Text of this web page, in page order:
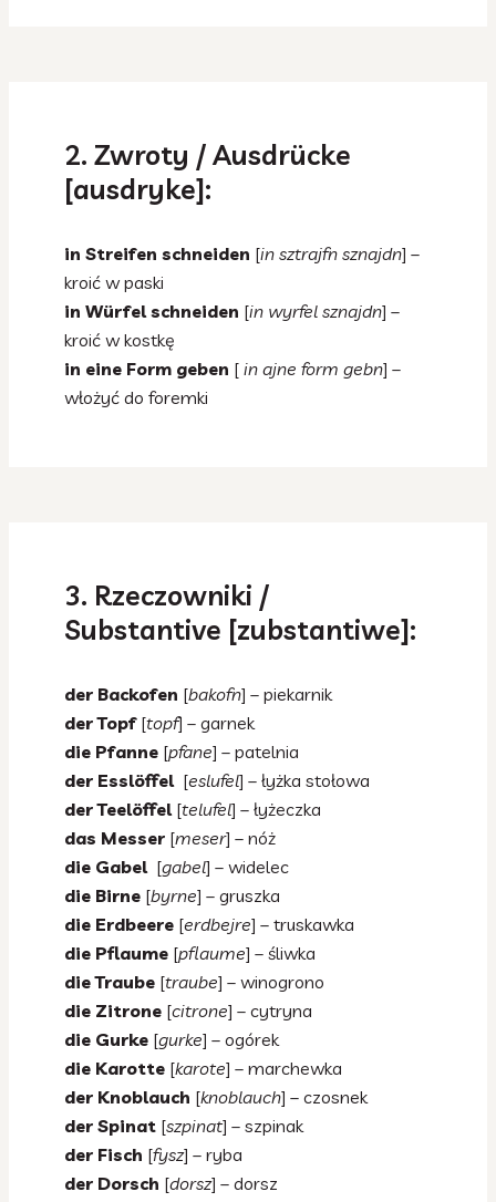
2. Zwroty / Ausdrücke
[ausdryke]:
in Streifen schneiden [in sztrajfn sznajdn] –
kroić w paski
in Würfel schneiden [in wyrfel sznajdn] –
kroić w kostkę
in eine Form geben [ in ajne form gebn] –
włożyć do foremki
3. Rzeczowniki /
Substantive [zubstantiwe]:
der Backofen [bakofn] – piekarnik
der Topf[topf] – garnek
die Pfanne [pfane] – patelnia
der Esslöffel[eslufel] – łyżka stołowa
der Teelöffel[telufel] – łyżeczka
das Messer [meser] – nóż
die Gabel[gabel] – widelec
die Birne [byrne] – gruszka
die Erdbeere [erdbejre] – truskawka
die Pflaume [pflaume] – śliwka
die Traube [traube] – winogrono
die Zitrone [citrone] – cytryna
die Gurke [gurke] – ogórek
die Karotte [karote] – marchewka
der Knoblauch [knoblauch] – czosnek
der Spinat [szpinat] – szpinak
der Fisch [fysz] – ryba
der Dorsch [dorsz] – dorsz